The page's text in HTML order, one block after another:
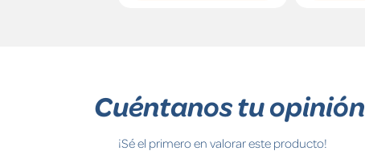
Cuéntanos tu opinión
¡Sé el primero en valorar este producto!